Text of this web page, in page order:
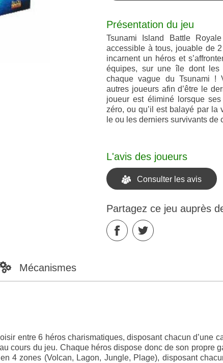
Présentation du jeu
Tsunami Island Battle
accessible à tous, jouable de
incarnent un héros et
équipes, sur une île dont les
chaque vague du Tsunami !
autres joueurs afin d’être le
joueur est éliminé lorsque
zéro, ou qu’il est balayé par la
le ou les derniers survivants de
L'avis des joueurs
Consulter les avis
Partagez ce jeu auprès
Mécanismes
entre 6 héros charismatiques, disposant chacun d’une
cours du jeu. Chaque héros dispose donc de son propre
4 zones (Volcan, Lagon, Jungle, Plage), disposant